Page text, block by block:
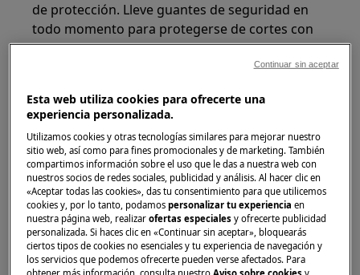
de protección. Lleve guantes de seguridad en
todo momento para protegerse de cortes con
bordes afilados.
¡ADVERTENCIA!RIESGO DE LESIONES
OCULARES
Esta web utiliza cookies para ofrecerte una
experiencia personalizada.
Utilizamos cookies y otras tecnologías similares para mejorar nuestro
sitio web, así como para fines promocionales y de marketing. También
compartimos información sobre el uso que le das a nuestra web con
nuestros socios de redes sociales, publicidad y análisis. Al hacer clic en
«Aceptar todas las cookies», das tu consentimiento para que utilicemos
cookies y, por lo tanto, podamospersonalizar tu experienciaen
nuestra página web, realizarofertas especiales y ofrecerte publicidad
personalizada. Si haces clic en «Continuar sin aceptar», bloquearás
ciertos tipos de cookies no esenciales y tu experiencia de navegación y
los servicios que podemos ofrecerte pueden verse afectados. Para
Continuar sin aceptar